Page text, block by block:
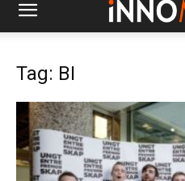
Tag: BI